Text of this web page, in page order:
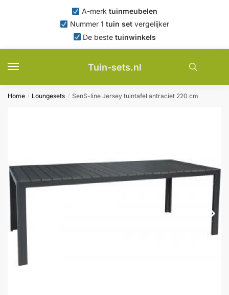
A-merk tuinmeubelen
Nummer 1 tuin set vergelijker
De bestetuinwinkels
Tuin-sets.nl
Home / Loungesets / SenS-line Jersey tuintafel antraciet 220 cm